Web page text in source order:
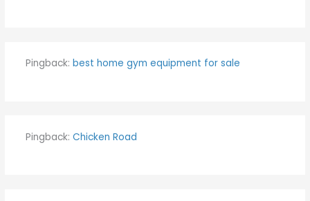
Pingback: best home gym equipment for sale
Pingback: Chicken Road